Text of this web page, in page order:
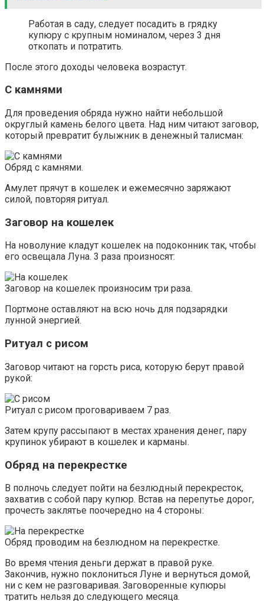
Работая в саду, следует посадить в грядку
купюру с крупным номиналом, через 3 дня
откопать и потратить.
После этого доходы человека возрастут.
С камнями
Для проведения обряда нужно найти небольшой
округлый камень белого цвета. Над ним читают заговор,
который превратит булыжник в денежный талисман:
Обряд с камнями.
Амулет прячут в кошелек и ежемесячно заряжают
силой, повторяя ритуал.
Заговор на кошелек
На новолуние кладут кошелек на подоконник так, чтобы
его освещала Луна. 3 раза произносят:
Заговор на кошелек произносим три раза.
Портмоне оставляют на всю ночь для подзарядки
лунной энергией.
Ритуал с рисом
Заговор читают на горсть риса, которую берут правой
рукой:
Ритуал с рисом проговариваем 7 раз.
Затем крупу рассыпают в местах хранения денег, пару
крупинок убирают в кошелек и карманы.
Обряд на перекрестке
В полночь следует пойти на безлюдный перекресток,
захватив с собой пару купюр. Встав на перепутье дорог,
прочесть заклятье поочередно на 4 стороны:
Обряд проводим на безлюдном на перекрестке.
Во время чтения деньги держат в правой руке.
Закончив, нужно поклониться Луне и вернуться домой,
ни с кем не разговаривая. Заговоренные купюры
тратить нельзя до следующего месяца.